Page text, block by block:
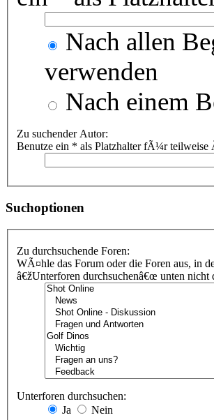
Nach allen
verwenden
Nach einem
Zu suchender Autor:
Benutze ein * als Platzhalter fÃ¼r teilweise
Suchoptionen
Zu durchsuchende Foren:
WÃ¤hle das Forum oder die Foren aus, in
â€žUnterforen durchsuchenâ€œ unten nicht
Unterforen durchsuchen:
Ja
Nein